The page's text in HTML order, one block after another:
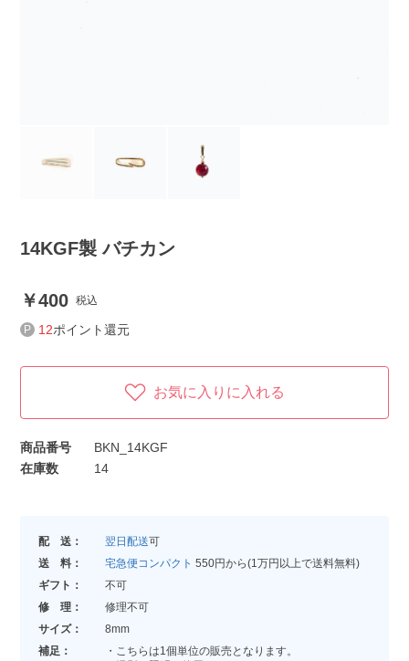
14KGF製 バチカン
400 税込
12ポイント還元
お気に入りに入れる
商品番号
BKN_14KGF
在庫数
14
配 送： 翌日配送可
送 料：
宅急便コンパクト 550円から(1万円以上で送料無料)
ギフト：
不可
修 理：
修理不可
サイズ：
8mm
補足：
・こちらは1個単位の販売となります。